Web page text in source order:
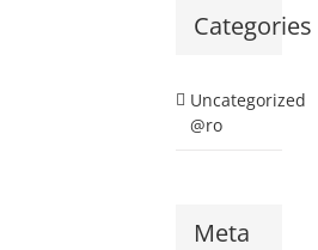
Categories
Uncategorized
@ro
Meta